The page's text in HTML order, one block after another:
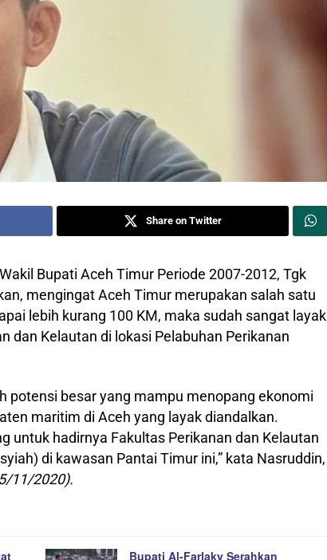
Share on Twitter
Wakil Bupati Aceh Timur Periode 2007-2012, Tgk
mengingat Aceh Timur merupakan salah satu
lebih kurang 100 KM, maka sudah sangat layak
dan Kelautan di lokasi Pelabuhan Perikanan
potensi besar yang mampu menopang ekonomi
maritim di Aceh yang layak diandalkan.
untuk hadirnya Fakultas Perikanan dan Kelautan
di kawasan Pantai Timur ini,” kata Nasruddin,
11/2020).
Bupati Al-Farlaky Serahkan